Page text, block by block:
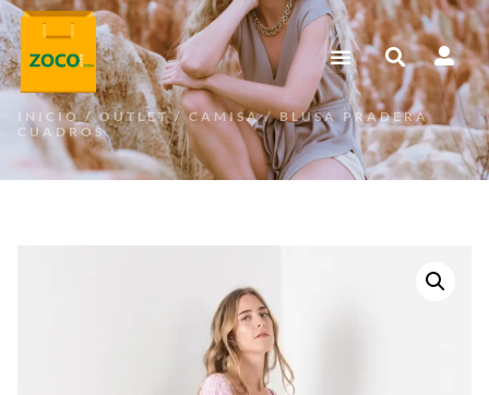
INICIO/OUTLET/CAMISA/ BLUSA PRADERA
CUADROS